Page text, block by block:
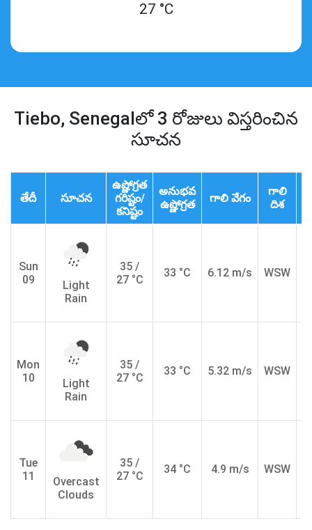
27 °C
Tiebo, Senegalలో 3 రోజులు విస్తరించిన
సూచన
తేదీ సూచన
ఉష్ణోగ్రత
గరిష్టం/
కనిష్టం
అనుభవ
ఉష్ణోగ్రత
గాలి వేగం
గాలి
దిశ
Sun
09
Light
Rain
35 /
27 °C
33 °C 6.12 m/s WSW
Mon
10
Light
Rain
35 /
27 °C
33 °C 5.32 m/s WSW
Tue
11
Overcast
Clouds
35 /
27 °C
34 °C 4.9 m/s WSW